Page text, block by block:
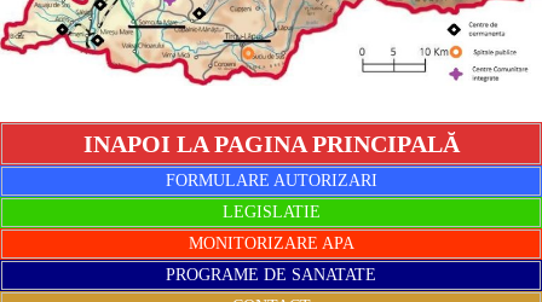
INAPOI LA PAGINA PRINCIPALĂ
FORMULARE AUTORIZARI
LEGISLATIE
MONITORIZARE APA
PROGRAME DE SANATATE